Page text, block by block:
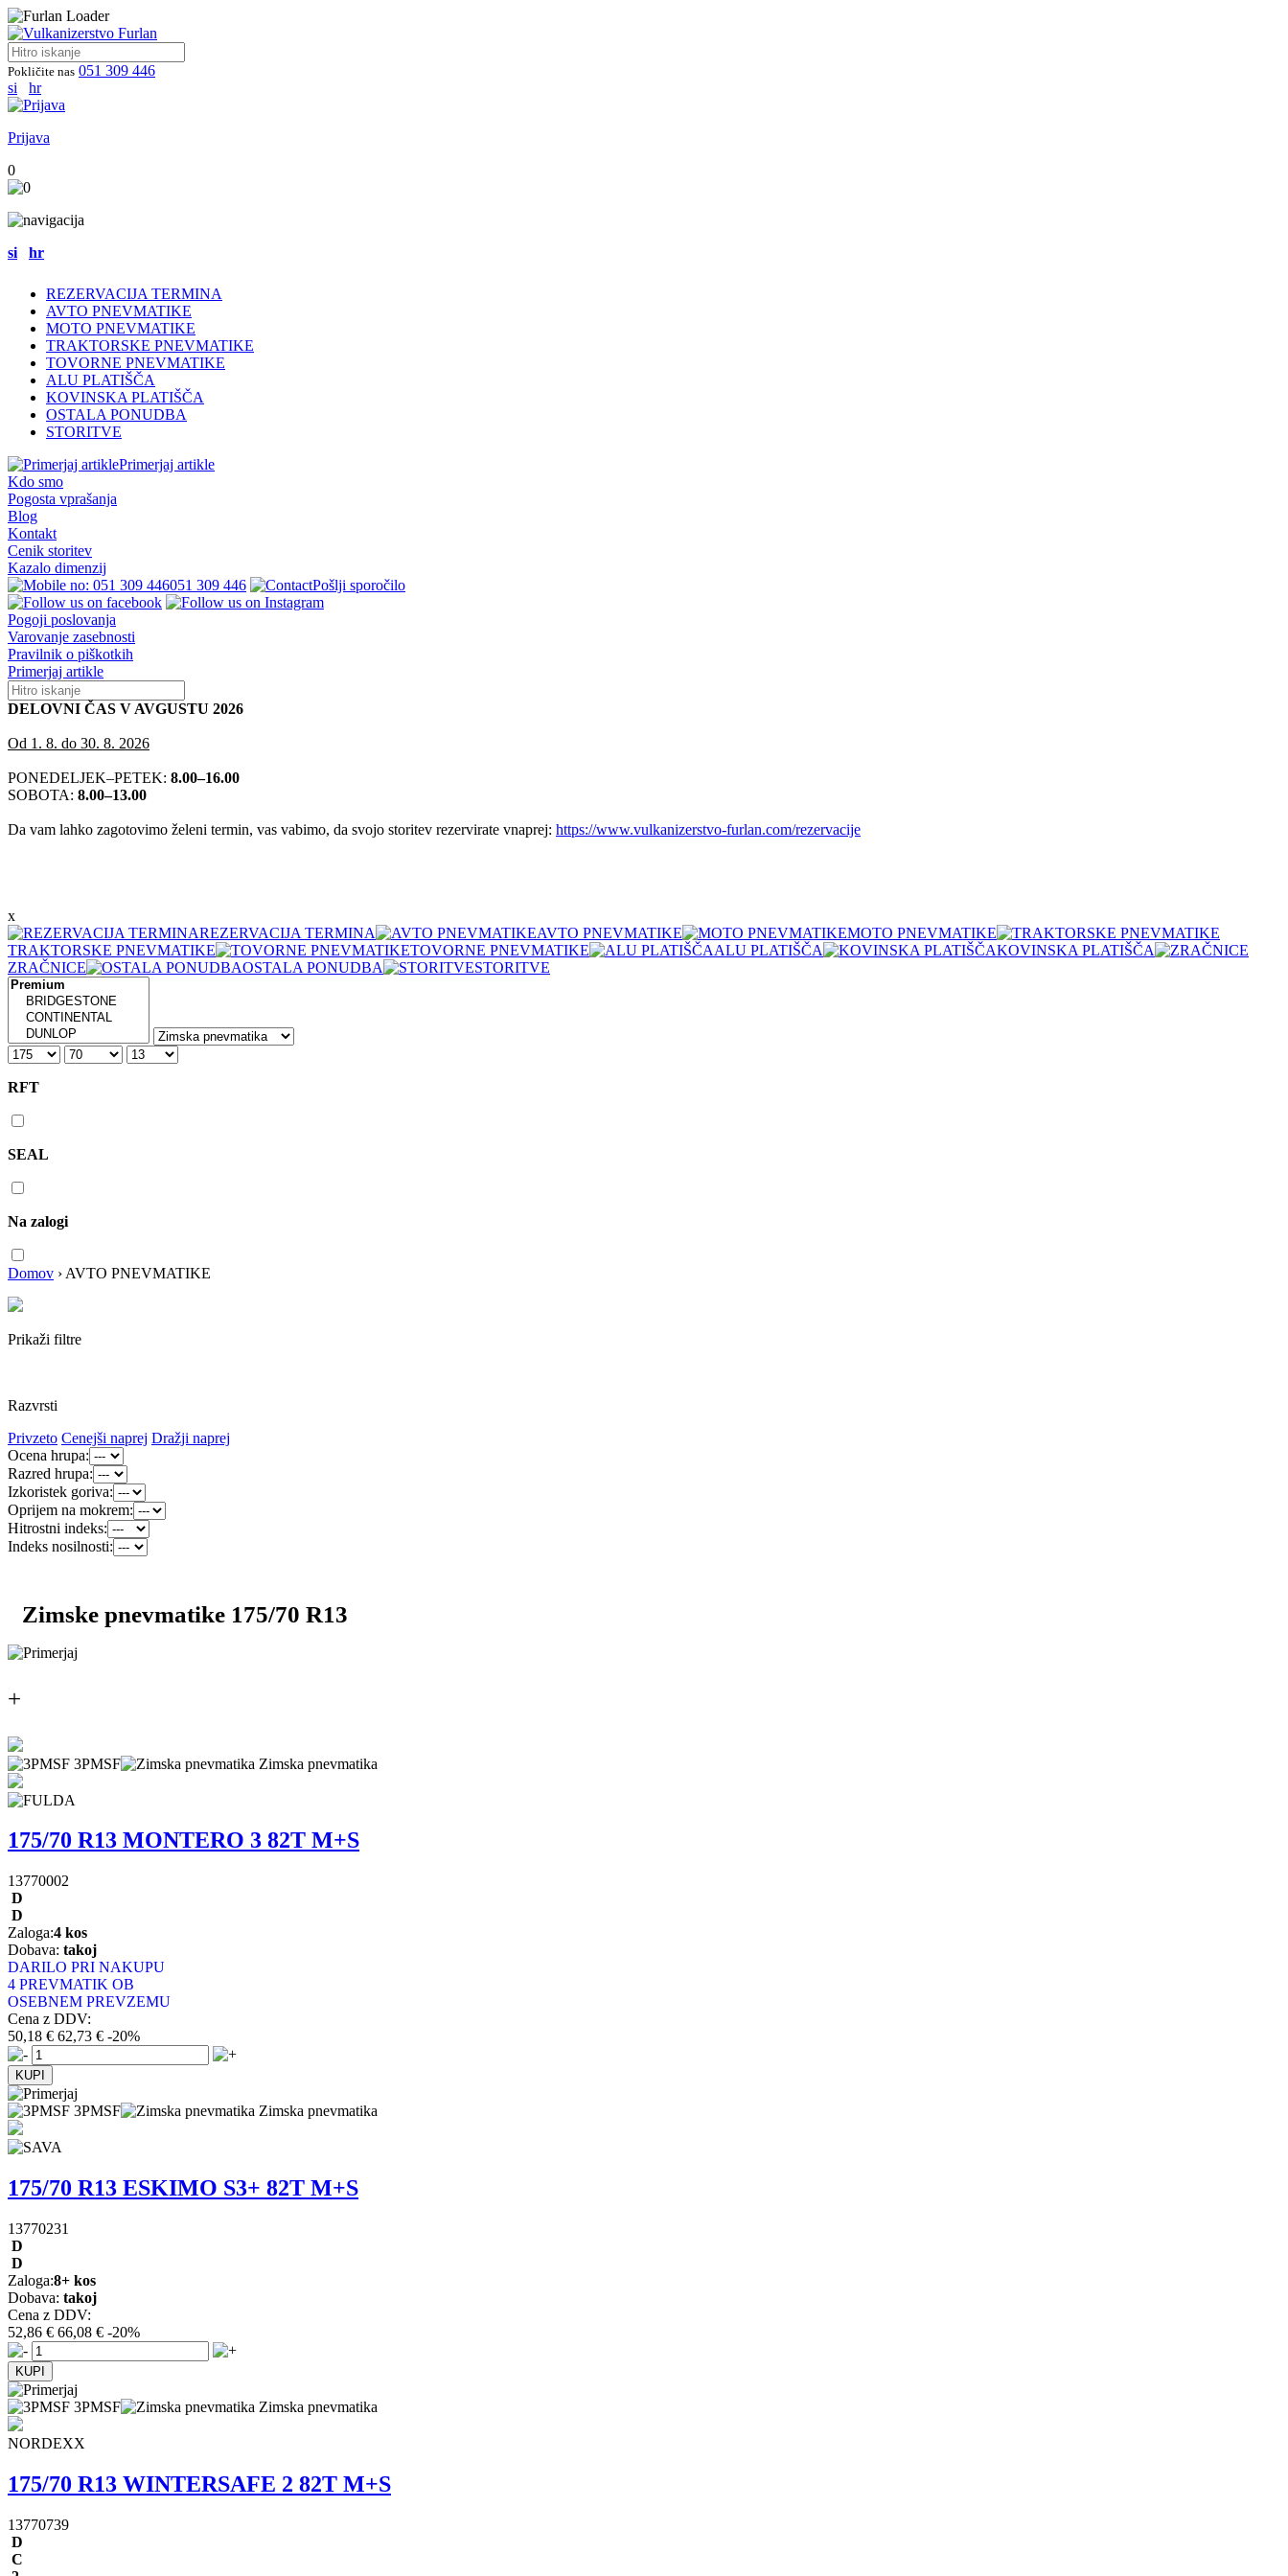
Pokličite nas 051 309 446
si
hr
Prijava
0
si hr
REZERVACIJA TERMINA
AVTO PNEVMATIKE
MOTO PNEVMATIKE
TRAKTORSKE PNEVMATIKE
TOVORNE PNEVMATIKE
ALU PLATIŠČA
KOVINSKA PLATIŠČA
OSTALA PONUDBA
STORITVE
Primerjaj artikle
Kdo smo
Pogosta vprašanja
Blog
Kontakt
Cenik storitev
Kazalo dimenzij
051 309 446
Pošlji sporočilo
Pogoji poslovanja
Varovanje zasebnosti
Pravilnik o piškotkih
Primerjaj artikle
DELOVNI ČAS V AVGUSTU 2026
Od 1. 8. do 30. 8. 2026
PONEDELJEK–PETEK: 8.00–16.00
SOBOTA: 8.00–13.00
Da vam lahko zagotovimo želeni termin, vas vabimo, da svojo storitev rezervirate vnaprej: https://www.vulkanizerstvo-furlan.com/rezervacije
x
REZERVACIJA TERMINA
AVTO PNEVMATIKE
MOTO PNEVMATIKE
TRAKTORSKE PNEVMATIKE
TOVORNE PNEVMATIKE ALU PLATIŠČA
KOVINSKA PLATIŠČA
ZRAČNICE
OSTALA PONUDBA STORITVE
RFT
SEAL
Na zalogi
Domov › AVTO PNEVMATIKE
Prikaži filtre
Razvrsti
Privzeto Cenejši naprej Dražji naprej
Ocena hrupa:
Razred hrupa:
Izkoristek goriva:
Oprijem na mokrem:
Hitrostni indeks:
Indeks nosilnosti:
Zimske pnevmatike 175/70 R13
+
3PMSF Zimska pnevmatika
175/70 R13 MONTERO 3 82T M+S
13770002
D
D
Zaloga:4 kos
Dobava: takoj
DARILO PRI NAKUPU
4 PREVMATIK OB
OSEBNEM PREVZEMU
Cena z DDV:
50,18 € 62,73 € -20%
3PMSF Zimska pnevmatika
175/70 R13 ESKIMO S3+ 82T M+S
13770231
D
D
Zaloga:8+ kos
Dobava: takoj
Cena z DDV:
52,86 € 66,08 € -20%
3PMSF Zimska pnevmatika
NORDEXX
175/70 R13 WINTERSAFE 2 82T M+S
13770739
D
C